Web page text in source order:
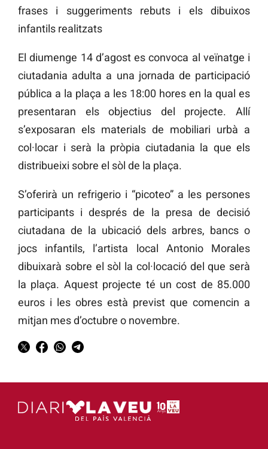
frases i suggeriments rebuts i els dibuixos
infantils realitzats
El diumenge 14 d’agost es convoca al veïnatge i
ciutadania adulta a una jornada de participació
pública a la plaça a les 18:00 hores en la qual es
presentaran els objectius del projecte. Allí
s’exposaran els materials de mobiliari urbà a
col·locar i serà la pròpia ciutadania la que els
distribueixi sobre el sòl de la plaça.
S’oferirà un refrigerio i “picoteo” a les persones
participants i després de la presa de decisió
ciutadana de la ubicació dels arbres, bancs o
jocs infantils, l’artista local Antonio Morales
dibuixarà sobre el sòl la col·locació del que serà
la plaça. Aquest projecte té un cost de 85.000
euros i les obres està previst que comencin a
mitjan mes d’octubre o novembre.